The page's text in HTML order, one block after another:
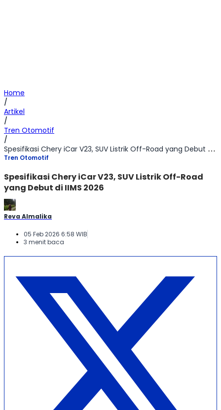
Home
/
Artikel
/
Tren Otomotif
/
Spesifikasi Chery iCar V23, SUV Listrik Off-Road yang Debut di IIMS 2026
Tren Otomotif
Spesifikasi Chery iCar V23, SUV Listrik Off-Road
yang Debut di IIMS 2026
Reva Almalika
05 Feb 2026 6:58 WIB
3 menit baca